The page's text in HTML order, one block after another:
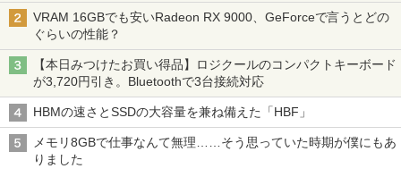
VRAM 16GBでも安いRadeon RX 9000、GeForceで言うとどの
ぐらいの性能？
【本日みつけたお買い得品】ロジクールのコンパクトキーボード
が3,720円引き。Bluetoothで3台接続対応
HBMの速さとSSDの大容量を兼ね備えた「HBF」
メモリ8GBで仕事なんて無理……そう思っていた時期が僕にもあ
りました